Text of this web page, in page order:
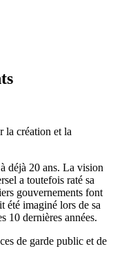
la création et la
déjà 20 ans. La vision
a toutefois raté sa
gouvernements font
été imaginé lors de sa
10 dernières années.
de garde public et de